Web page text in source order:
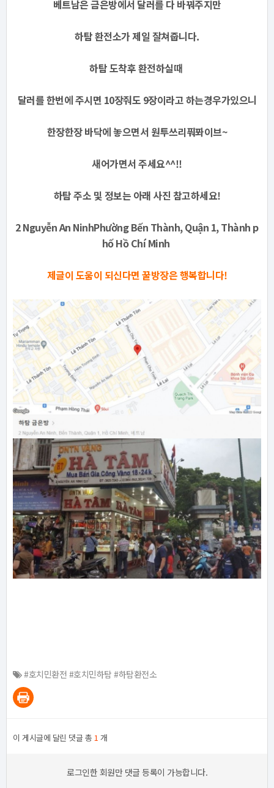
베트남은 금은방에서 달러를 다 바꿔주지만
하탐 환전소가 제일 잘쳐줍니다.
하탐 도착후 환전하실때
달러를 한번에 주시면 10장줘도 9장이라고 하는경우가있으니
한장한장 바닥에 놓으면서 원투쓰리풔퐈이브~
새어가면서 주세요^^!!
하탐 주소 및 정보는 아래 사진 참고하세요!
2 Nguyễn An NinhPhường Bến Thành, Quận 1, Thành p
hố Hồ Chí Minh
제글이 도움이 되신다면 꿀방장은 행복합니다!
#호치민환전 #호치민하탐 #하탐환전소
이 게시글에 달린 댓글 총 1 개
로그인한 회원만 댓글 등록이 가능합니다.